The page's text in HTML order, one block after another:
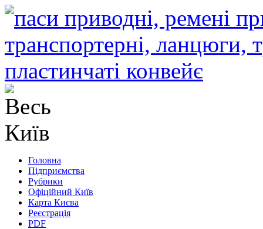
Головна
Підприємства
Рубрики
Офіційний Київ
Карта Києва
Реєстрація
PDF